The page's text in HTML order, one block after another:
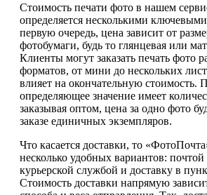
Стоимость печати фото в нашем
определяется несколькими
первую очередь, цена зависит от
фотобумаги, будь то глянцевая или
Клиенты могут заказать печать фото
форматов, от мини до нескольких
влияет на окончательную стоимость.
определяющее значение имеет
заказывая оптом, цена за одно фото
заказе единичных экземпляров.
Что касается доставки, то
несколько удобных вариантов: почтой
курьерской службой и доставку в
Стоимость доставки напрямую